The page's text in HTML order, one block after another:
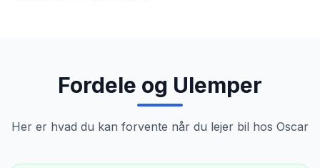
Fordele og Ulemper
Her er hvad du kan forvente når du lejer bil hos Oscar